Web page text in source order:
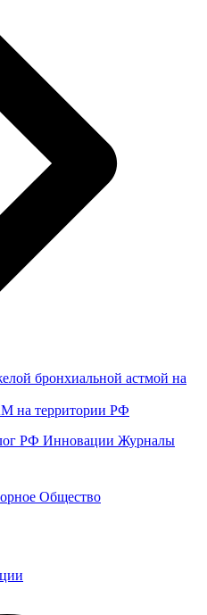
бронхиальной астмой на
на территории РФ
РФ Инновации Журналы
Общество